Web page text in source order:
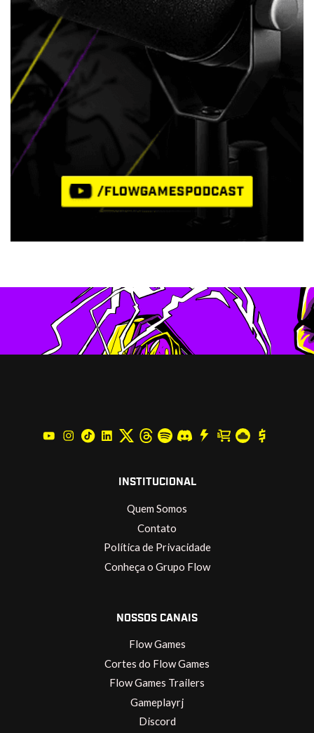
INSTITUCIONAL
Quem Somos
Contato
Política de Privacidade
Conheça o Grupo Flow
NOSSOS CANAIS
Flow Games
Cortes do Flow Games
Flow Games Trailers
Gameplayrj
Discord